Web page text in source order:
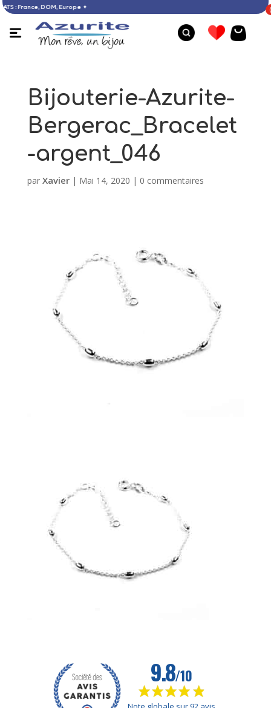
: France, DOM, Europe ✦
Bijouterie-Azurite-
Bergerac_Bracelet
-argent_046
par Xavier| Mai 14, 2020 | 0 commentaires
Bracelet ambre